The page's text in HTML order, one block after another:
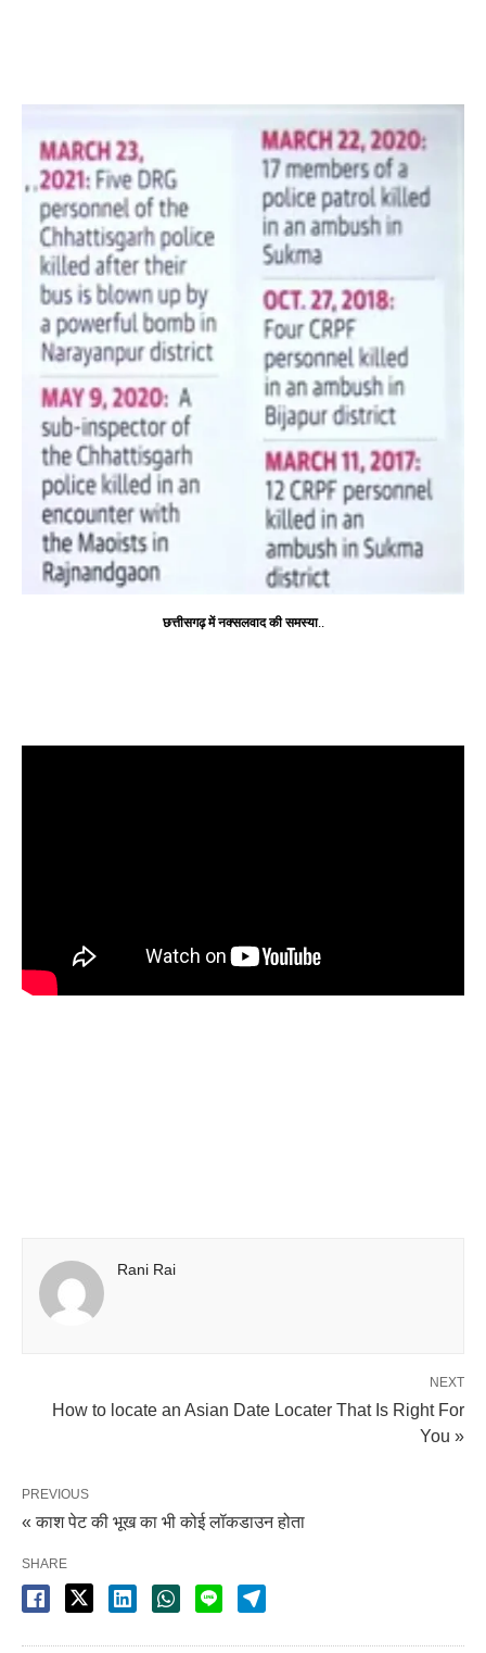
छत्तीसगढ़ में नक्सलवाद की समस्या..
Rani Rai
NEXT
How to locate an Asian Date Locater That Is Right For
You »
PREVIOUS
« काश पेट की भूख का भी कोई लॉकडाउन होता
SHARE